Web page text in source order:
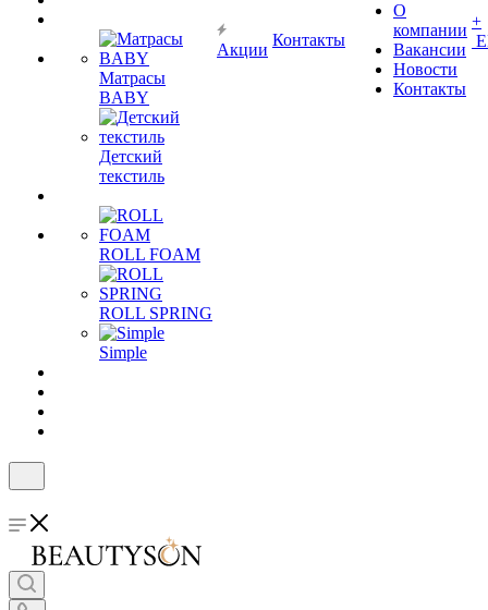
Матрасы
BABY
Детский
текстиль
ROLL FOAM
ROLL SPRING
Simple
Акции
Контакты
О
компании
Вакансии
Новости
Контакты
+